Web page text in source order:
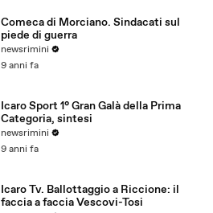
Comeca di Morciano. Sindacati sul
piede di guerra
newsrimini
9 anni fa
Icaro Sport 1° Gran Galà della Prima
Categoria, sintesi
newsrimini
9 anni fa
Icaro Tv. Ballottaggio a Riccione: il
faccia a faccia Vescovi-Tosi